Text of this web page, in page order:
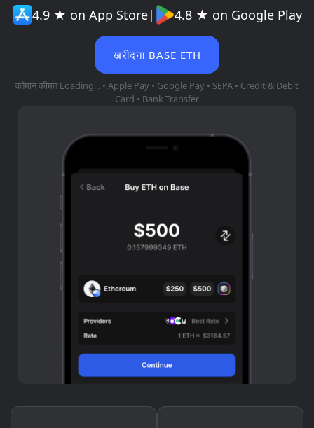
4.9 ★ on App Store| 4.8 ★ on Google Play
खरीदना BASE ETH
वर्तमान कीमतLoading... • Apple Pay • Google Pay • SEPA • Credit & Debit
Card • Bank Transfer